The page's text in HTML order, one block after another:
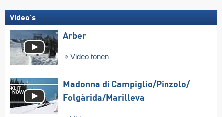
Video's
Arber
Video tonen
Madonna di Campiglio/​Pinzolo/​
Folgàrida/​Marilleva